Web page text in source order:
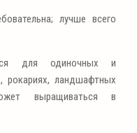
лучше всего
для одиночных и
рокариях, ландшафтных
выращиваться в